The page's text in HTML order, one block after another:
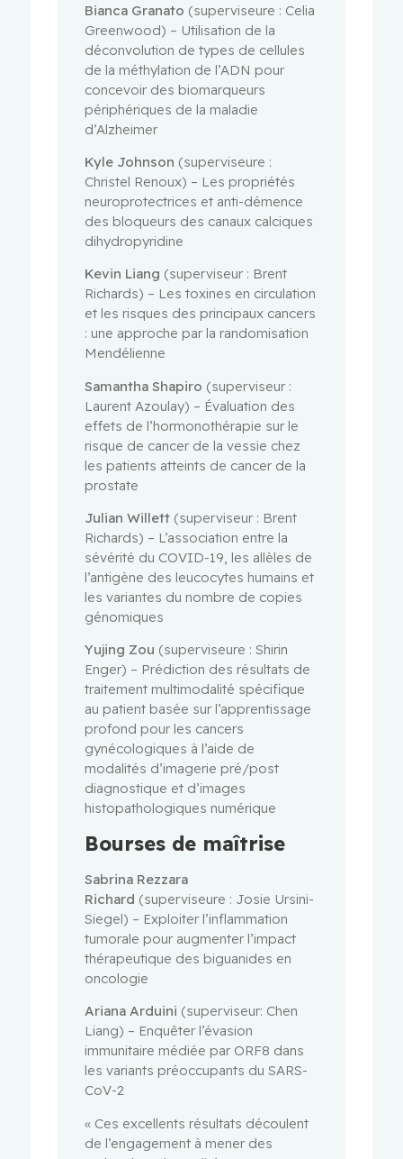
Bianca Granato (superviseure : Celia
Greenwood) – Utilisation de la
déconvolution de types de cellules
de la méthylation de l’ADN pour
concevoir des biomarqueurs
périphériques de la maladie
d’Alzheimer
Kyle Johnson (superviseure :
Christel Renoux) – Les propriétés
neuroprotectrices et anti-démence
des bloqueurs des canaux calciques
dihydropyridine
Kevin Liang (superviseur : Brent
Richards) – Les toxines en circulation
et les risques des principaux cancers
: une approche par la randomisation
Mendélienne
Samantha Shapiro (superviseur :
Laurent Azoulay) – Évaluation des
effets de l’hormonothérapie sur le
risque de cancer de la vessie chez
les patients atteints de cancer de la
prostate
Julian Willett (superviseur : Brent
Richards) – L’association entre la
sévérité du COVID-19, les allèles de
l’antigène des leucocytes humains et
les variantes du nombre de copies
génomiques
Yujing Zou (superviseure : Shirin
Enger) – Prédiction des résultats de
traitement multimodalité spécifique
au patient basée sur l’apprentissage
profond pour les cancers
gynécologiques à l’aide de
modalités d’imagerie pré/post
diagnostique et d’images
histopathologiques numérique
Bourses de maîtrise
Sabrina Rezzara
Richard (superviseure : Josie Ursini-
Siegel) – Exploiter l’inflammation
tumorale pour augmenter l’impact
thérapeutique des biguanides en
oncologie
Ariana Arduini (superviseur: Chen
Liang) – Enquêter l’évasion
immunitaire médiée par ORF8 dans
les variants préoccupants du SARS-
CoV-2
« Ces excellents résultats découlent
de l’engagement à mener des